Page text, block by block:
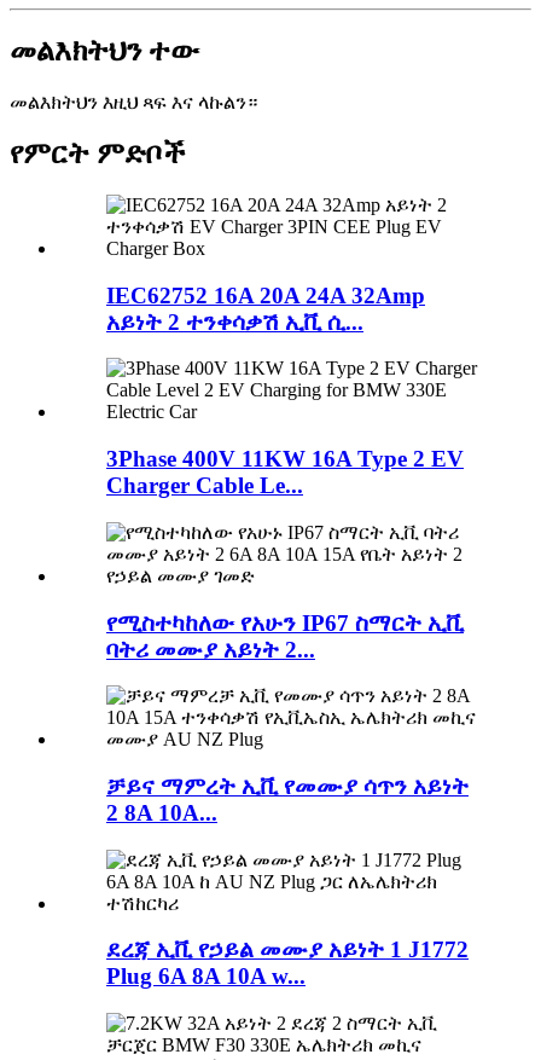
መልእክትህን ተው
መልእክትህን እዚህ ጻፍ እና ላኩልን።
የምርት ምድቦች
IEC62752 16A 20A 24A 32Amp
አይነት 2 ተንቀሳቃሽ ኢቪ ሲ...
3Phase 400V 11KW 16A Type 2 EV
Charger Cable Le...
የሚስተካከለው የአሁን IP67 ስማርት ኢቪ
ባትሪ መሙያ አይነት 2...
ቻይና ማምረት ኢቪ የመሙያ ሳጥን አይነት
2 8A 10A...
ደረጃ ኢቪ የኃይል መሙያ አይነት 1 J1772
Plug 6A 8A 10A w...